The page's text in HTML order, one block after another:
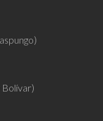
Bolívar)